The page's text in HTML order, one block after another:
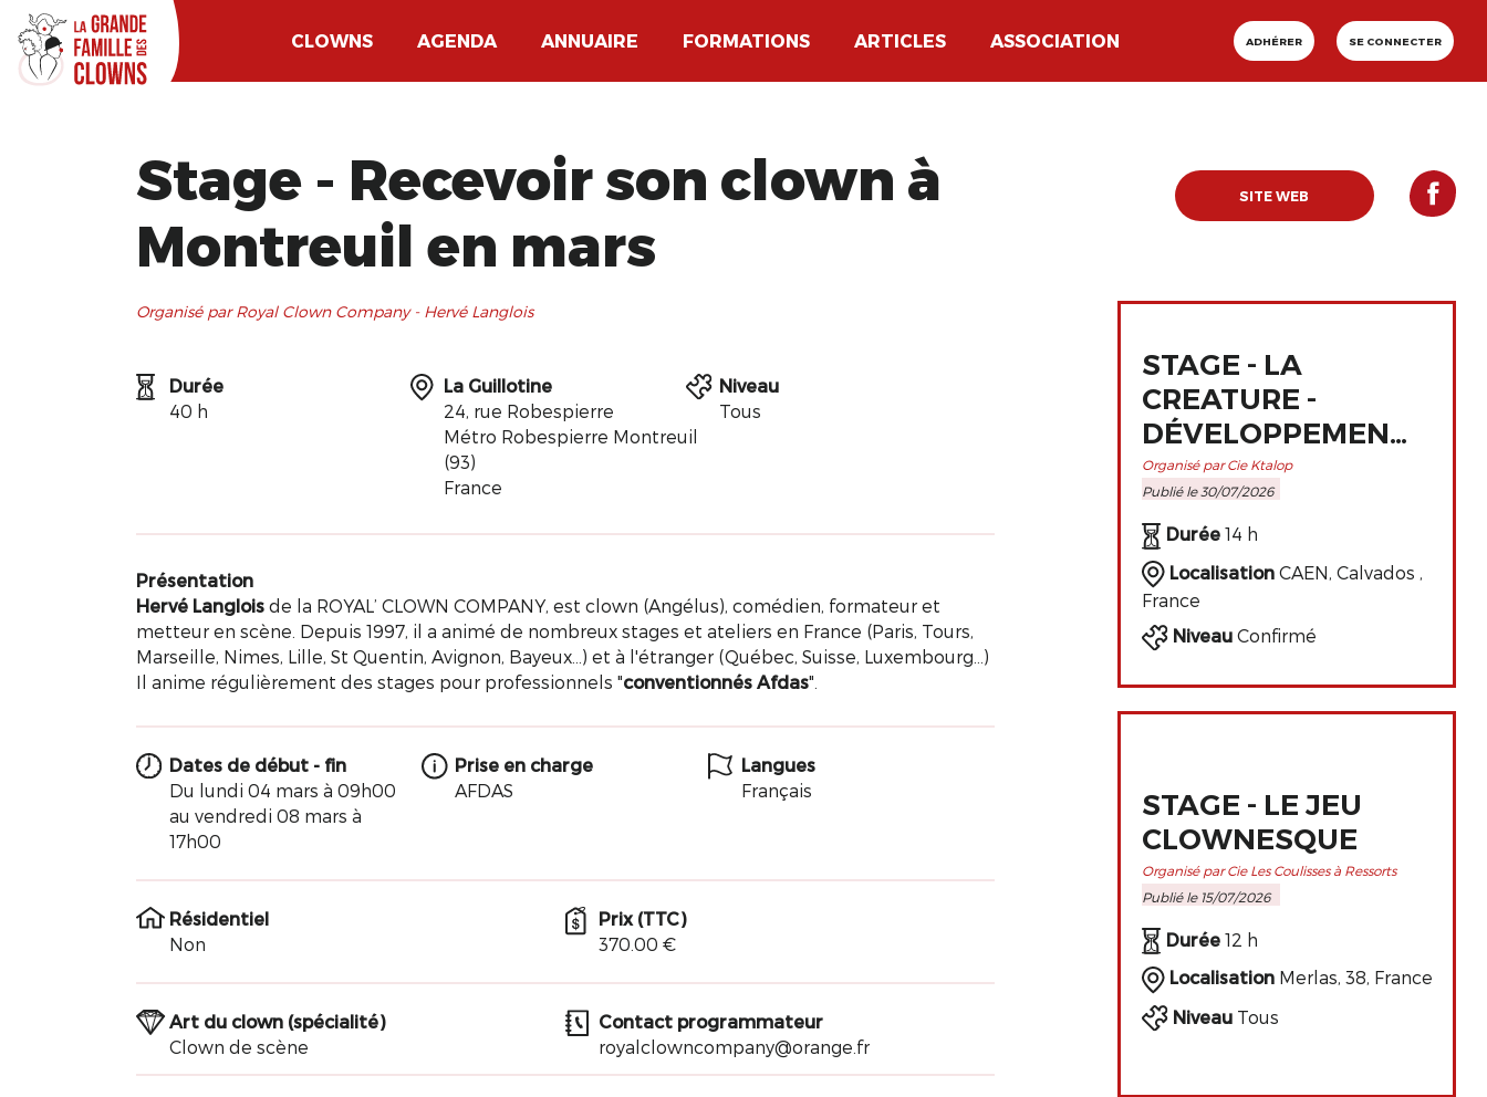
CLOWNS AGENDA ANNUAIRE FORMATIONS ARTICLES ASSOCIATION ADHÉRER SE CONNECTER
Stage - Recevoir son clown à
Montreuil en mars
Organisé par Royal Clown Company - Hervé Langlois
Durée
40 h
La Guillotine
24, rue Robespierre
Métro Robespierre Montreuil
(93)
France
Niveau
Tous
Présentation
Hervé Langlois de la ROYAL’ CLOWN COMPANY, est clown (Angélus), comédien, formateur et
metteur en scène. Depuis 1997, il a animé de nombreux stages et ateliers en France (Paris, Tours,
Marseille, Nimes, Lille, St Quentin, Avignon, Bayeux...) et à l'étranger (Québec, Suisse, Luxembourg...)
Il anime régulièrement des stages pour professionnels "conventionnés Afdas".
Dates de début - fin
Du lundi 04 mars à 09h00
au vendredi 08 mars à
17h00
Prise en charge
AFDAS
Langues
Français
Résidentiel
Non
Prix (TTC)
370.00 €
Art du clown (spécialité)
Clown de scène
Contact programmateur
royalclowncompany@orange.fr
SITE WEB
STAGE - LA
CREATURE -
DÉVELOPPEMENT
ET
PERFECTIONNEMENT
DE L'ART
CLOWNESQUE
Organisé par Cie Ktalop
Publié le 30/07/2026
Durée14 h
LocalisationCAEN, Calvados ,
France
NiveauConfirmé
STAGE - LE JEU
CLOWNESQUE
Organisé par Cie Les Coulisses à Ressorts
Publié le 15/07/2026
Durée12 h
LocalisationMerlas, 38, France
NiveauTous